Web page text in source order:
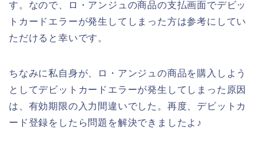
す。なので、ロ・アンジュの商品の支払画面でデビッ
トカードエラーが発生してしまった方は参考にしてい
ただけると幸いです。
ちなみに私自身が、ロ・アンジュの商品を購入しよう
としてデビットカードエラーが発生してしまった原因
は、有効期限の入力間違いでした。再度、デビットカ
ード登録をしたら問題を解決できましたよ♪